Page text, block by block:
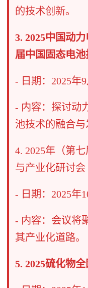
的技术创新。
3. 2025中国动
届中国固态电
- 日期：2025年
- 内容：探讨动
池技术的融合与
4. 2025年（第
与产业化研讨会
- 日期：2025年
- 内容：会议将
其产业化道路。
5. 2025硫化物